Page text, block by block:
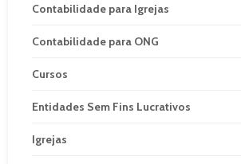
Contabilidade para Igrejas
Contabilidade para ONG
Cursos
Entidades Sem Fins Lucrativos
Igrejas